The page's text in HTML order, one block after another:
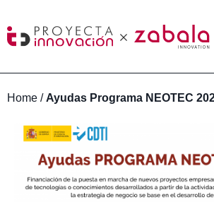
Home / Ayudas Programa NEOTEC